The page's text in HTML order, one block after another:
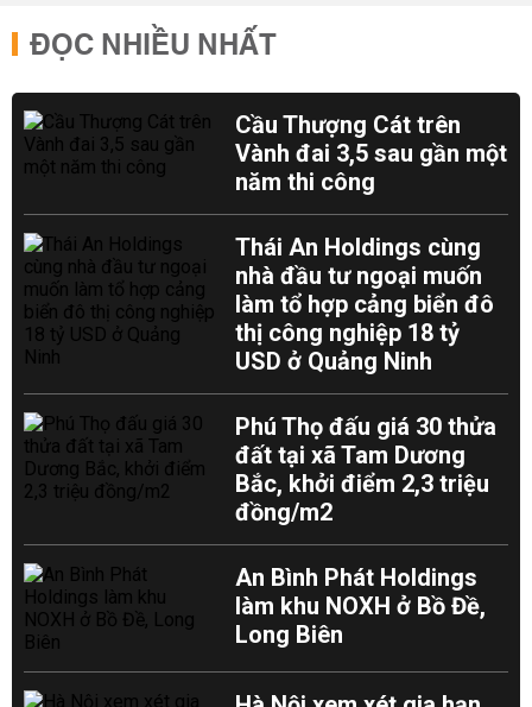
ĐỌC NHIỀU NHẤT
Cầu Thượng Cát trên
Vành đai 3,5 sau gần một
năm thi công
Thái An Holdings cùng
nhà đầu tư ngoại muốn
làm tổ hợp cảng biển đô
thị công nghiệp 18 tỷ
USD ở Quảng Ninh
Phú Thọ đấu giá 30 thửa
đất tại xã Tam Dương
Bắc, khởi điểm 2,3 triệu
đồng/m2
An Bình Phát Holdings
làm khu NOXH ở Bồ Đề,
Long Biên